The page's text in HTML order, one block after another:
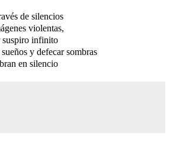
de silencios
violentas,
suspiro infinito
y defecar sombras
en silencio